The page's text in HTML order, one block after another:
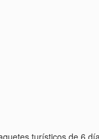
turísticos de 6